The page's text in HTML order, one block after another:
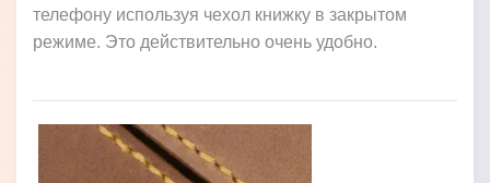
телефону используя чехол книжку в закрытом
режиме. Это действительно очень удобно.